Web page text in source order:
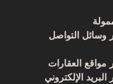
وسائل التواصل
مواقع العقارات
الإلكتروني